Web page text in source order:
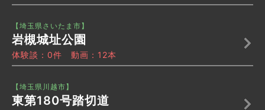
【埼玉県さいたま市】
岩槻城址公園
体験談：0件 動画：12本
【埼玉県川越市】
東第180号踏切道